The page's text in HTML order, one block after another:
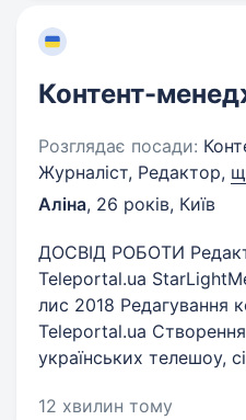
Контент-
Розглядає посади:
Журналіст, Редактор,
Аліна, 26 років, Київ
ДОСВІД РОБОТИ
Teleportal.ua
лис 2018 Редагування
Teleportal.ua Створення
українських телешоу,
12 хвилин тому